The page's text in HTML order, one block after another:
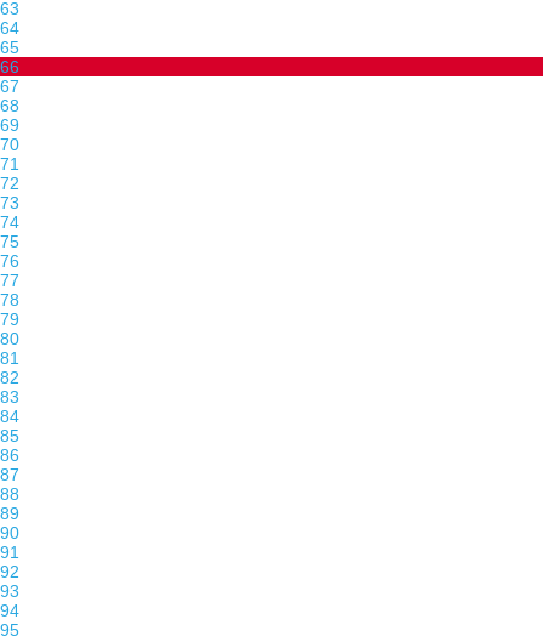
63
64
65
66
67
68
69
70
71
72
73
74
75
76
77
78
79
80
81
82
83
84
85
86
87
88
89
90
91
92
93
94
95